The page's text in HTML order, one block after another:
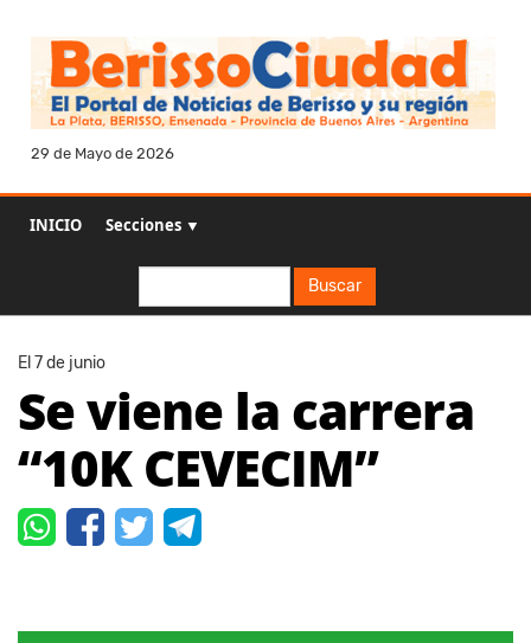
29 de Mayo de 2026
INICIO Secciones ▼
Buscar
El 7 de junio
Se viene la carrera
“10K CEVECIM”